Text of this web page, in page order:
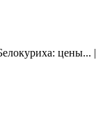
цены... |